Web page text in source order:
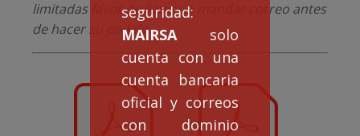
seguridad:
MAIRSA solo
cuenta con una
cuenta bancaria
oficial y correos
con dominio
limitadas favor de llamar o mandar correo antes
de hacer su pedido.